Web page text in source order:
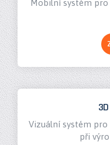
Mobilní systém
Vizuální systém
při